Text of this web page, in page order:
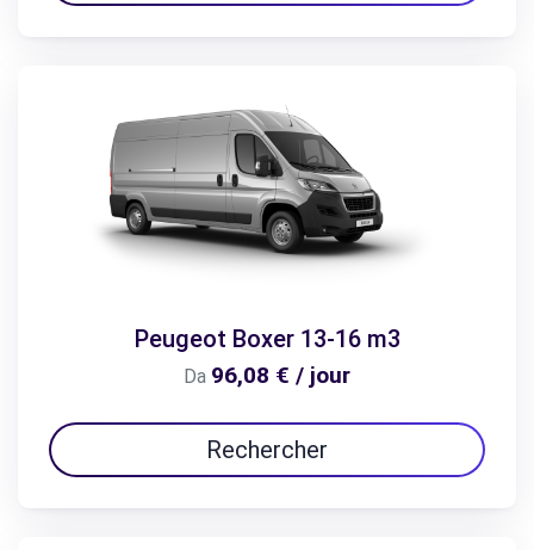
Peugeot Boxer 13-16 m3
Da 96,08 € / jour
Rechercher